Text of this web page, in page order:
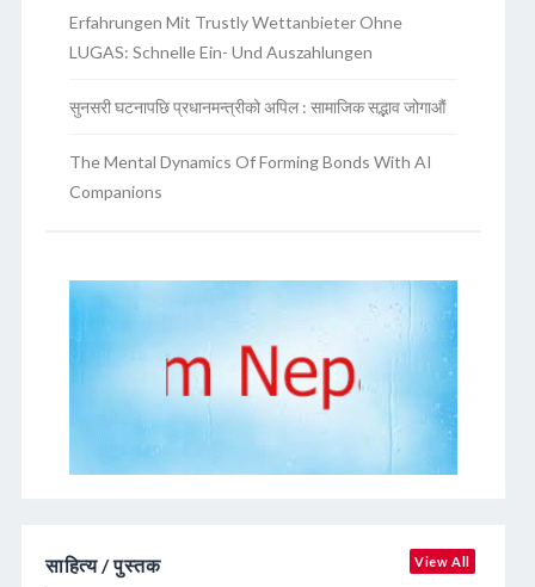
Erfahrungen Mit Trustly Wettanbieter Ohne
LUGAS: Schnelle Ein- Und Auszahlungen
सुनसरी घटनापछि प्रधानमन्त्रीको अपिल : सामाजिक सद्भाव जोगाऔं
The Mental Dynamics Of Forming Bonds With AI
Companions
साहित्य / पुस्तक View All